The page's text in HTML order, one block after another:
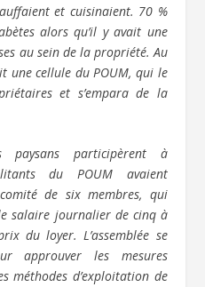
et cuisinaient. 70 %
alors qu’il y avait une
au sein de la propriété. Au
une cellule du POUM, qui le
et s’empara de la
paysans participèrent à
du POUM avaient
de six membres, qui
salaire journalier de cinq à
du loyer. L’assemblée se
approuver les mesures
méthodes d’exploitation de